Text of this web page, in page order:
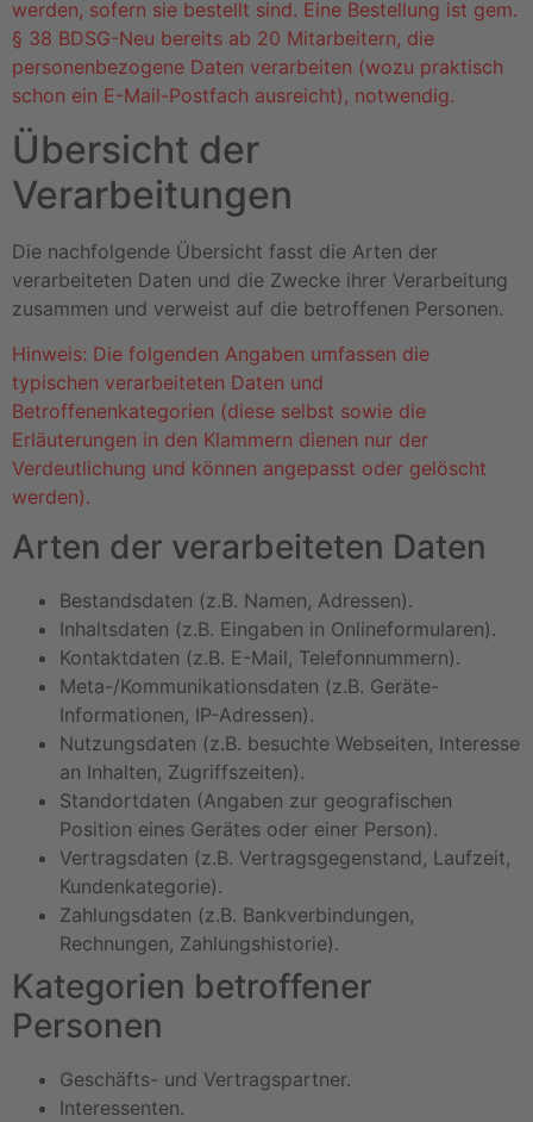
werden, sofern sie bestellt sind. Eine Bestellung ist gem.
§ 38 BDSG-Neu bereits ab 20 Mitarbeitern, die
personenbezogene Daten verarbeiten (wozu praktisch
schon ein E-Mail-Postfach ausreicht), notwendig.
Übersicht der
Verarbeitungen
Die nachfolgende Übersicht fasst die Arten der
verarbeiteten Daten und die Zwecke ihrer Verarbeitung
zusammen und verweist auf die betroffenen Personen.
Hinweis: Die folgenden Angaben umfassen die
typischen verarbeiteten Daten und
Betroffenenkategorien (diese selbst sowie die
Erläuterungen in den Klammern dienen nur der
Verdeutlichung und können angepasst oder gelöscht
werden).
Arten der verarbeiteten Daten
Bestandsdaten (z.B. Namen, Adressen).
Inhaltsdaten (z.B. Eingaben in Onlineformularen).
Kontaktdaten (z.B. E-Mail, Telefonnummern).
Meta-/Kommunikationsdaten (z.B. Geräte-
Informationen, IP-Adressen).
Nutzungsdaten (z.B. besuchte Webseiten, Interesse
an Inhalten, Zugriffszeiten).
Standortdaten (Angaben zur geografischen
Position eines Gerätes oder einer Person).
Vertragsdaten (z.B. Vertragsgegenstand, Laufzeit,
Kundenkategorie).
Zahlungsdaten (z.B. Bankverbindungen,
Rechnungen, Zahlungshistorie).
Kategorien betroffener
Personen
Geschäfts- und Vertragspartner.
Interessenten.